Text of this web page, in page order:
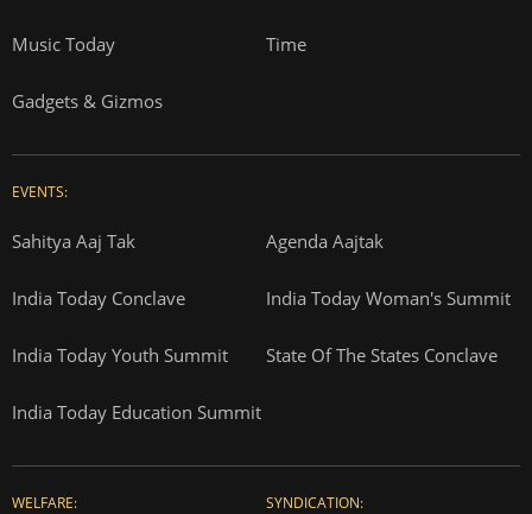
Music Today Time
Gadgets & Gizmos
EVENTS:
Sahitya Aaj Tak Agenda Aajtak
India Today Conclave India Today Woman's Summit
India Today Youth Summit State Of The States Conclave
India Today Education Summit
WELFARE: SYNDICATION: